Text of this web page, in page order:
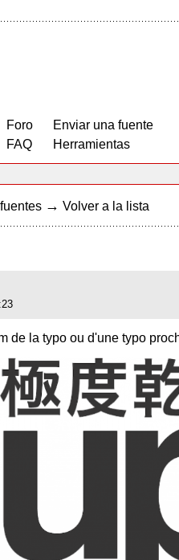
Foro
FAQ
Enviar una fuente
Herramientas
→ Volver a la lista
de la typo ou d'une typo